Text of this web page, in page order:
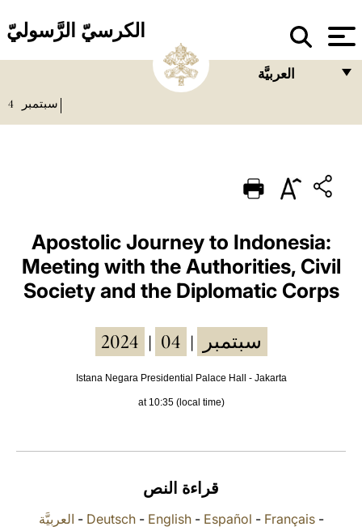
الكرسيّ الرَّسوليّ
العربيَّة
PORTUGUÊS
ESPAÑOL
DEUTSCH
POLSKI
العربيّة
中文
سبتمبر 4
Apostolic Journey to Indonesia:
Meeting with the Authorities, Civil
Society and the Diplomatic Corps
2024 سبتمبر 04
Istana Negara Presidential Palace Hall - Jakarta
at 10:35 (local time)
قراءة النص
العربيَّة - Deutsch- English- Español - Français-